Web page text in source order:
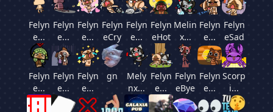
Felyn
e...
Felyn
e...
Felyn
e...
Felyn
eCry
Felyn
e...
Felyn
eHot
Melin
x...
Felyn
e...
Felyn
eSad
Felyn
e...
Felyn
e...
Felyn
e...
gn
Mely
nx...
Felyn
e...
Felyn
eBye
Felyn
e...
Scorp
i...